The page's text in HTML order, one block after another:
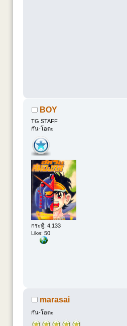
BOY
TG STAFF
กัน-โอตะ
กระทู้: 4,133
Like: 50
marasai
กัน-โอตะ